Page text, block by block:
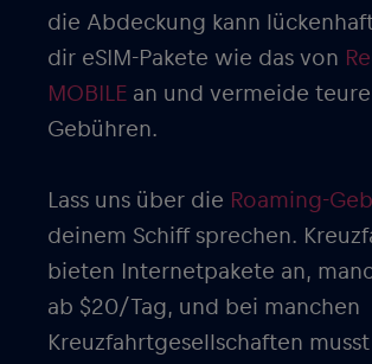
die Abdeckung kann
dir eSIM-Pakete wie das von
MOBILE an und vermeide teure
Gebühren.
Lass uns über die Roaming-
deinem Schiff sprechen.
bieten Internetpakete an,
ab $20/Tag, und bei manchen
Kreuzfahrtgesellschaften